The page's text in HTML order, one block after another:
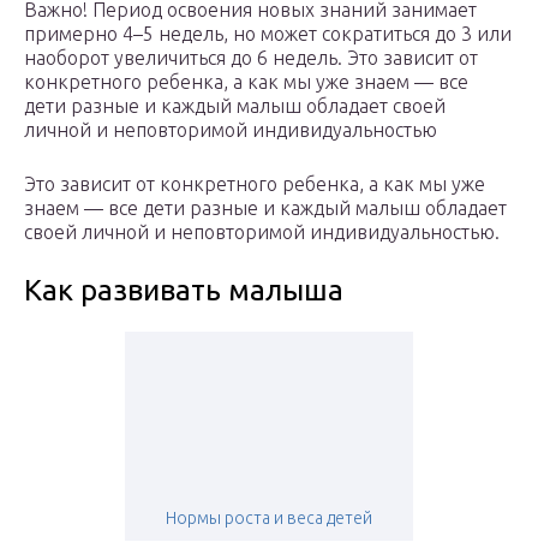
Важно! Период освоения новых знаний занимает
примерно 4–5 недель, но может сократиться до 3 или
наоборот увеличиться до 6 недель. Это зависит от
конкретного ребенка, а как мы уже знаем — все
дети разные и каждый малыш обладает своей
личной и неповторимой индивидуальностью
Это зависит от конкретного ребенка, а как мы уже
знаем — все дети разные и каждый малыш обладает
своей личной и неповторимой индивидуальностью.
Как развивать малыша
Нормы роста и веса детей